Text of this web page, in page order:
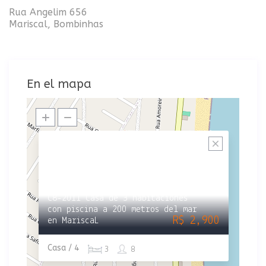
Rua Angelim 656
Mariscal, Bombinhas
En el mapa
C8-2011 Casa de 3 habitaciones
con piscina a 200 metros del mar
en MariscaL
Casa / 4 8
3
R$ 2,900